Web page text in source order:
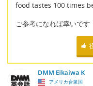
food tastes 100 times
ご参考になれば幸いです
DMM Eikaiwa K
アメリカ合衆国